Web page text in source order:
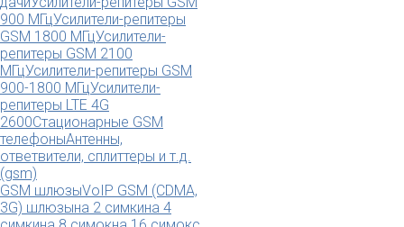
900 МГцУсилители-репитеры
GSM 1800 МГцУсилители-
репитеры GSM 2100
МГцУсилители-репитеры GSM
900-1800 МГцУсилители-
репитеры LTE 4G
2600Стационарные GSM
телефоныАнтенны,
ответвители, сплиттеры и т.д.
(gsm)
GSM шлюзыVoIP GSM (CDMA,
3G) шлюзына 2 симкина 4